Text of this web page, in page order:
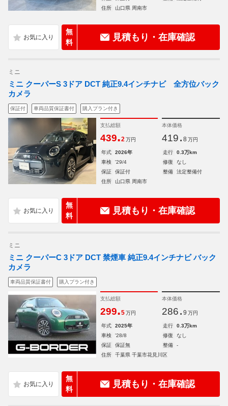
住所
山口県 周南市
無
料
見積もり・在庫確認
ミニ
ミニ クーパーS 3ドア DCT 純正9.4インチナビ 全方位バック
カメラ
保証付 車両品質保証書付 購入プラン付き
支払総額
439.2 万円
本体価格
419. 8 万円
年式 2026年 走行
0.3万km
車検
'29/4 修復
なし
保証
保証付 整備
法定整備付
住所
山口県 周南市
無
料
見積もり・在庫確認
ミニ
ミニ クーパーC 3ドア DCT 禁煙車 純正9.4インチナビ バック
カメラ
車両品質保証書付 購入プラン付き
支払総額
299.5 万円
本体価格
286. 9 万円
年式 2025年 走行
0.3万km
車検
'28/8 修復
なし
保証
保証無 整備
-
住所
千葉県 千葉市花見川区
無
料
見積もり・在庫確認